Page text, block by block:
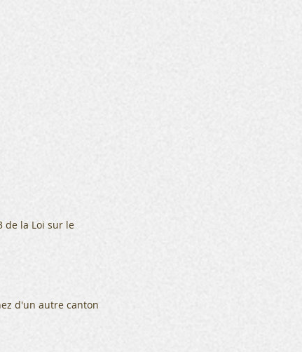
de la Loi sur le
d'un autre canton